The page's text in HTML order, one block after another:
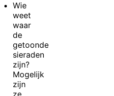
Wie
weet
waar
de
getoonde
sieraden
zijn?
Mogelijk
zijn
ze